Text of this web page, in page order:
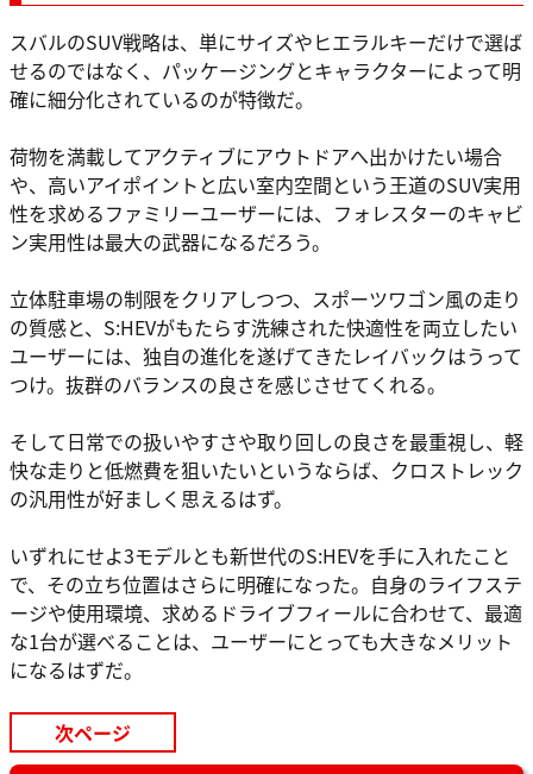
スバルのSUV戦略は、単にサイズやヒエラルキーだけで選ば
せるのではなく、パッケージングとキャラクターによって明
確に細分化されているのが特徴だ。
荷物を満載してアクティブにアウトドアへ出かけたい場合
や、高いアイポイントと広い室内空間という王道のSUV実用
性を求めるファミリーユーザーには、フォレスターのキャビ
ン実用性は最大の武器になるだろう。
立体駐車場の制限をクリアしつつ、スポーツワゴン風の走り
の質感と、S:HEVがもたらす洗練された快適性を両立したい
ユーザーには、独自の進化を遂げてきたレイバックはうって
つけ。抜群のバランスの良さを感じさせてくれる。
そして日常での扱いやすさや取り回しの良さを最重視し、軽
快な走りと低燃費を狙いたいというならば、クロストレック
の汎用性が好ましく思えるはず。
いずれにせよ3モデルとも新世代のS:HEVを手に入れたこと
で、その立ち位置はさらに明確になった。自身のライフステ
ージや使用環境、求めるドライブフィールに合わせて、最適
な1台が選べることは、ユーザーにとっても大きなメリット
になるはずだ。
次ページ